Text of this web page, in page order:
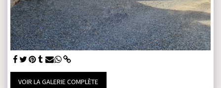
VOIR LA GALERIE COMPLÈTE